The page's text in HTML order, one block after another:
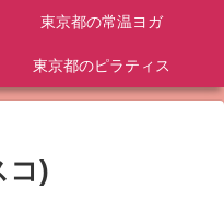
東京都の常温ヨガ
東京都のピラティス
コ)